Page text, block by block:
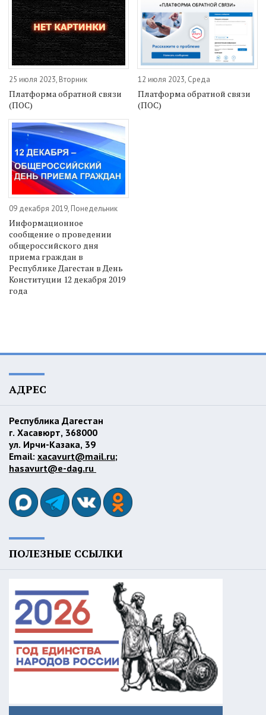
25 июля 2023, Вторник
Платформа обратной связи
(ПОС)
12 июля 2023, Среда
Платформа обратной связи
(ПОС)
09 декабря 2019, Понедельник
Информационное
сообщение о проведении
общероссийского дня
приема граждан в
Республике Дагестан в День
Конституции 12 декабря 2019
года
АДРЕС
Республика Дагестан
г. Хасавюрт, 368000
ул. Ирчи-Казака, 39
Email: xacavurt@mail.ru;
hasavurt@e-dag.ru
ПОЛЕЗНЫЕ ССЫЛКИ